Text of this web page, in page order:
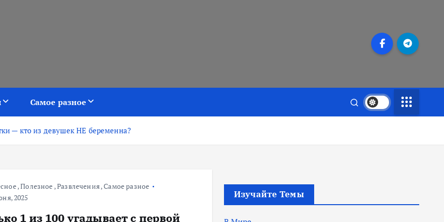
Самое разное
— кто из девушек НЕ беременна?
,Полезное ,Развлечения,Самое разное
2025
1 из 100 угадывает с первой
Изучайте Темы